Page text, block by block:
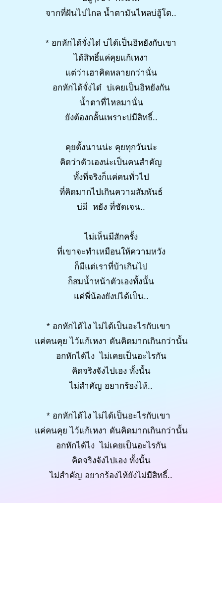
จากที่ฝันไปไกล น้ำตามันไหลบ่ฮู้โต..
* อกหักได้จั่งได๋ บ่ได้เป็นอิหยังกับเขา
ได้สิทธิ์แค่คุยแก้เหงา
แต่ว่าเฮาคิดหลายกว่านั่น
อกหักได้จั่งได๋ บ่เคยเป็นอิหยังกัน
น้ำตาที่ไหลมานั่น
ยังต้องกลั้นเพราะบ่มีสิทธิ์..
คุยตั้งนานน่ะ คุยทุกวันน่ะ
คิดว่าตัวเองน่ะเป็นคนสำคัญ
ทั้งที่จริงก็แค่คนทั่วไป
ที่คิดมากไปเกินความสัมพันธ์
บ่มี หยัง ที่ชัดเจน..
ไม่เห็นมีสักครั้ง
ที่เขาจะทำเหมือนให้ความหวัง
ก็มีแต่เราที่บ้าเกินไป
ก็สมน้ำหน้าตัวเองทั้งนั้น
แค่พี่น้องยังบ่ได้เป็น..
* อกหักได้ไง ไม่ได้เป็นอะไรกับเขา
แค่คนคุย ไว้แก้เหงา ดันคิดมากเกินกว่านั้น
อกหักได้ไง ไม่เคยเป็นอะไรกัน
คิดจริงจังไปเอง ทั้งนั้น
ไม่สำคัญ อยากร้องไห้..
* อกหักได้ไง ไม่ได้เป็นอะไรกับเขา
แค่คนคุย ไว้แก้เหงา ดันคิดมากเกินกว่านั้น
อกหักได้ไง ไม่เคยเป็นอะไรกัน
คิดจริงจังไปเอง ทั้งนั้น
ไม่สำคัญ อยากร้องไห้ยังไม่มีสิทธิ์..